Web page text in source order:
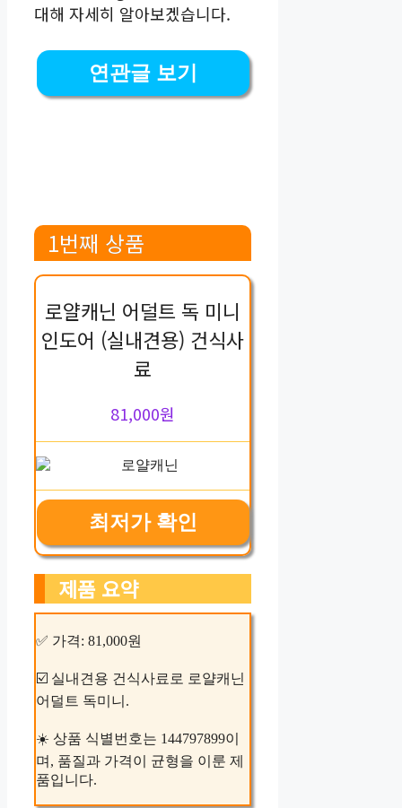
대해 자세히 알아보겠습니다.
연관글 보기
1번째 상품
로얄캐닌 어덜트 독 미니
인도어 (실내견용) 건식사
료
81,000원
최저가 확인
제품 요약
✅ 가격: 81,000원
☑️ 실내견용 건식사료로 로얄캐닌
어덜트 독미니.
☀️ 상품 식별번호는 144797899이
며, 품질과 가격이 균형을 이룬 제
품입니다.